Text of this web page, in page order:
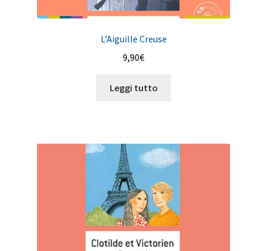
L’Aiguille Creuse
9,90€
Leggi tutto